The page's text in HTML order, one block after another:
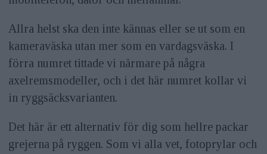
Allra helst ska den inte kännas eller se ut som en
kameraväska utan mer som en vardagsväska. I
förra numret tittade vi närmare på några
axelremsmodeller, och i det här numret kollar vi
in ryggsäcksvarianten.
Det här är ett alternativ för dig som hellre packar
grejerna på ryggen. Som vi alla vet, fotoprylar och